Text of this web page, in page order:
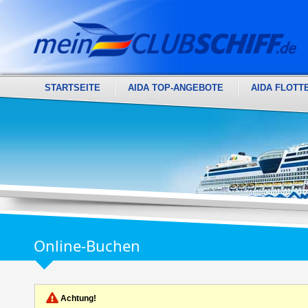
STARTSEITE AIDA TOP-ANGEBOTE AIDA
Online-Buchen
Achtung!